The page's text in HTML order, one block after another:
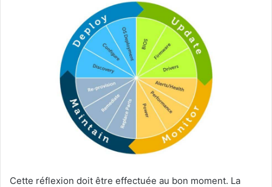
Cette réflexion doit être effectuée au bon moment. La